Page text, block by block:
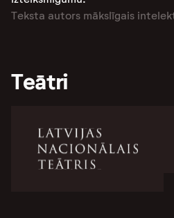
Teksta autors mākslīgais
Teātri